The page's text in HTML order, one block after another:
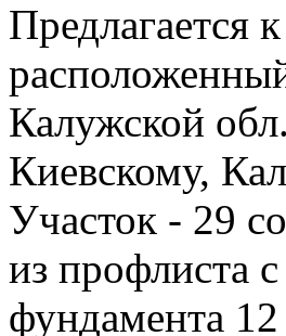
Предлагается
Калужской
Киевскому,
Участок - 29
из профлиста
фундамента